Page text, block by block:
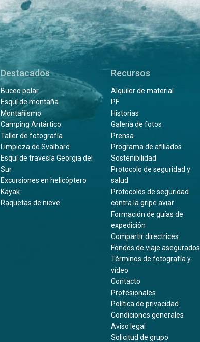
Destacados
Buceo polar
Esquí de montaña
Montañismo
Camping Antártico
Taller de fotografía
Limpieza de Svalbard
Esquí de travesía Georgia del
Sur
Excursiones en helicóptero
Kayak
Raquetas de nieve
Recursos
Alquiler de material
PF
Historias
Galería de fotos
Prensa
Programa de afiliados
Sostenibilidad
Protocolo de seguridad y
salud
Protocolos de seguridad
contra la gripe aviar
Formación de guías de
expedición
Compartir directrices
Fondos de viaje asegurados
Términos de fotografía y
vídeo
Contacto
Profesionales
Política de privacidad
Condiciones generales
Aviso legal
Solicitud de grupo